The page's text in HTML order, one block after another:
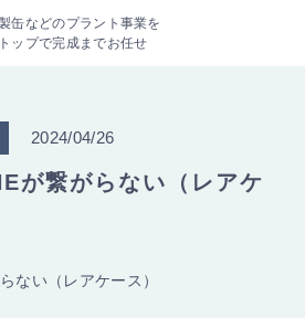
缶などのプラント事業を
ップで完成までお任せ
2024/04/26
繋がらない（レアケ
い（レアケース）